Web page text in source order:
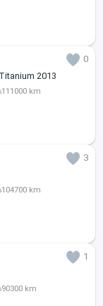
0
2013
111000 km
3
104700 km
1
90300 km